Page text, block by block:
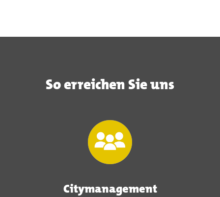
So erreichen Sie uns
Citymanagement